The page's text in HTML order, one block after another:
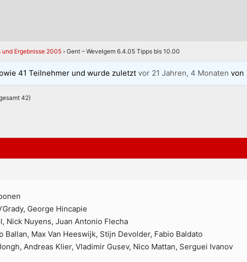
und Ergebnisse 2005 › Gent – Wevelgem 6.4.05 Tipps bis 10.00
41 Teilnehmer und wurde zuletztvor 21 Jahren, 4 Monaten von
42)
George Hincapie
Nick Nuyens, Juan Antonio Flecha
Ballan, Max Van Heeswijk, Stijn Devolder, Fabio Baldato
Andreas Klier, Vladimir Gusev, Nico Mattan, Serguei Ivanov